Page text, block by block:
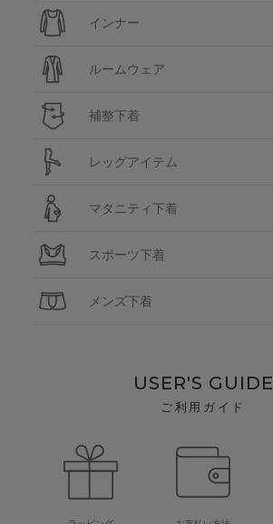
インナー
ルームウェア
補整下着
レッグアイテム
マタニティ下着
スポーツ下着
メンズ下着
USER'S GUIDE
ご利用ガイド